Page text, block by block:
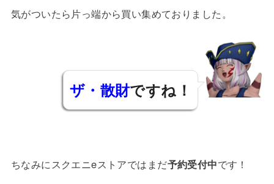
気がついたら片っ端から買い集めておりました。
ザ・散財ですね！
ちなみにスクエニeストアではまだ予約受付中です！